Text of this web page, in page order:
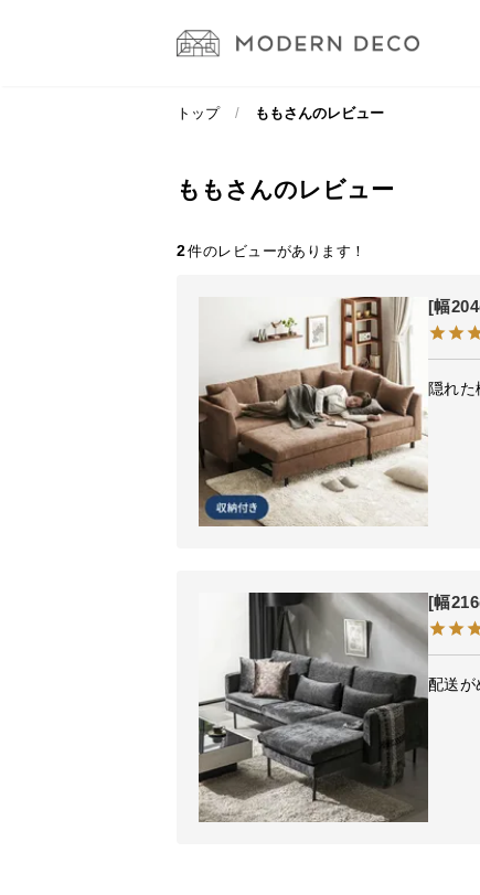
トップ ももさんのレビュー
ももさんのレビュー
2
[幅
隠れ
[幅
配送が